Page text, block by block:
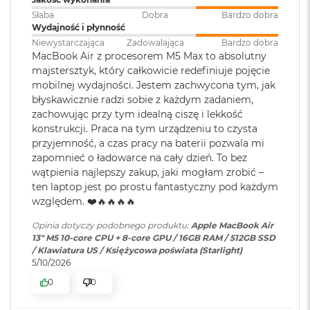
ś
c
i
d
y
s
k
u
M
a
c
B
o
k
A
r
2
5
6
Jasność 500 nitów
Możliwość wyświetlania miliarda kolorów
Szeroka gama kolorów (P3)
Technologia True Tone
Apple M5
Pojemność baterii: 53,8 Wh
Szybkie ładowanie :
Możliwość szybkiego ładowania
zasilaczem USB-C o mocy 70W
Ładowanie i
rozbudowa:
Dwa porty Thunderbolt 4
(USB‑C) obsługujące:
Ładowanie,
DisplayPort
Thunderbolt 4 (do 40 Gb/s),
USB 4 (do 40 Gb/s)
Klawiatura
numeryczna
NIE
Słaba
Dobra
Bardzo dobra
Wydajność i płynność
Niewystarczająca
Zadowalająca Bardzo dobra
MacBook Air z procesorem M5 Max to absolutny
majstersztyk, który całkowicie redefiniuje pojęcie
mobilnej wydajności. Jestem zachwycona tym, jak
błyskawicznie radzi sobie z każdym zadaniem,
zachowując przy tym idealną ciszę i lekkość
konstrukcji. Praca na tym urządzeniu to czysta
przyjemność, a czas pracy na baterii pozwala mi
zapomnieć o ładowarce na cały dzień. To bez
wątpienia najlepszy zakup, jaki mogłam zrobić –
ten laptop jest po prostu fantastyczny pod każdym
względem. ❤️🔥🔥🔥🔥
Opinia dotyczy podobnego produktu:Apple MacBook Air
13" M5 10-core CPU + 8-core GPU / 16GB RAM / 512GB SSD
/ Klawiatura US / Księżycowa poświata (Starlight)
5/10/2026
0
0